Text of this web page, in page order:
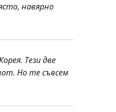
навярно
Тези две
Но те съвсем